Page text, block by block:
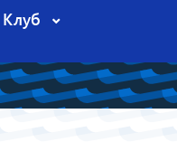
Клуб